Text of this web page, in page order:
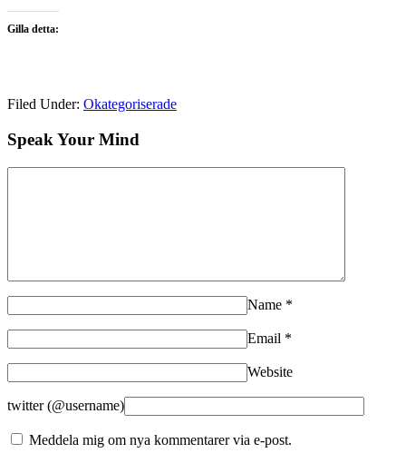
Gilla detta:
Filed Under: Okategoriserade
Speak Your Mind
Name *
Email *
Website
twitter (@username)
Meddela mig om nya kommentarer via e-post.